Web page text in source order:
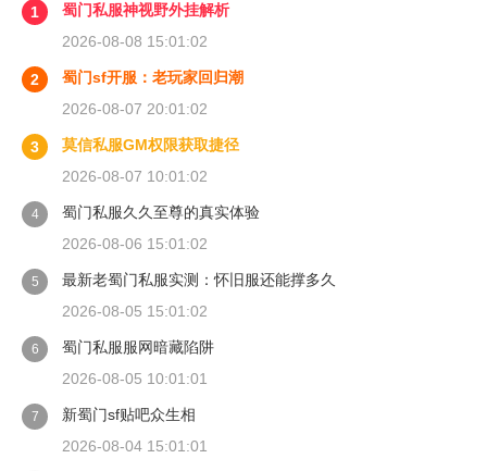
1
蜀门私服神视野外挂解析
2026-08-08 15:01:02
2
蜀门sf开服：老玩家回归潮
2026-08-07 20:01:02
3
莫信私服GM权限获取捷径
2026-08-07 10:01:02
4
蜀门私服久久至尊的真实体验
2026-08-06 15:01:02
5
最新老蜀门私服实测：怀旧服还能撑多久
2026-08-05 15:01:02
6
蜀门私服服网暗藏陷阱
2026-08-05 10:01:01
7
新蜀门sf贴吧众生相
2026-08-04 15:01:01